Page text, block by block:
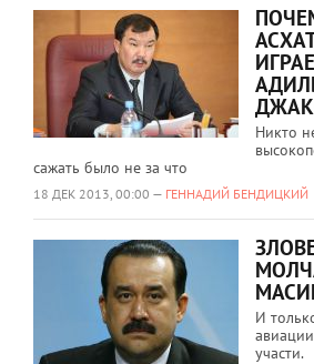
Никто
сажать было не за что
18 ДЕК 2013, 00:00 — ГЕННАДИЙ БЕНДИЦКИЙ
И
участи.